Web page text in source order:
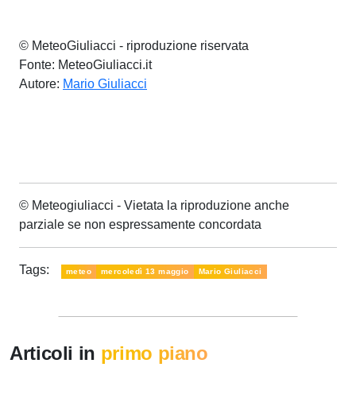
© MeteoGiuliacci - riproduzione riservata
Fonte: MeteoGiuliacci.it
Autore: Mario Giuliacci
© Meteogiuliacci - Vietata la riproduzione anche
parziale se non espressamente concordata
Tags: meteo mercoledì 13 maggio Mario Giuliacci
Articoli in primo piano